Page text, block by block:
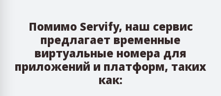
Помимо Servify, наш сервис
предлагает временные
виртуальные номера для
приложений и платформ, таких
как: